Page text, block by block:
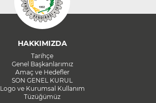
HAKKIMIZDA
Tarihçe
Genel Başkanlarımız
Amaç ve Hedefler
SON GENEL KURUL
Logo ve Kurumsal Kullanım
Tüzüğümüz